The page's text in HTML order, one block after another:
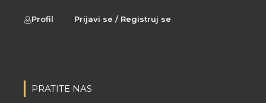
Profil Prijavi se / Registruj se
PRATITE NAS